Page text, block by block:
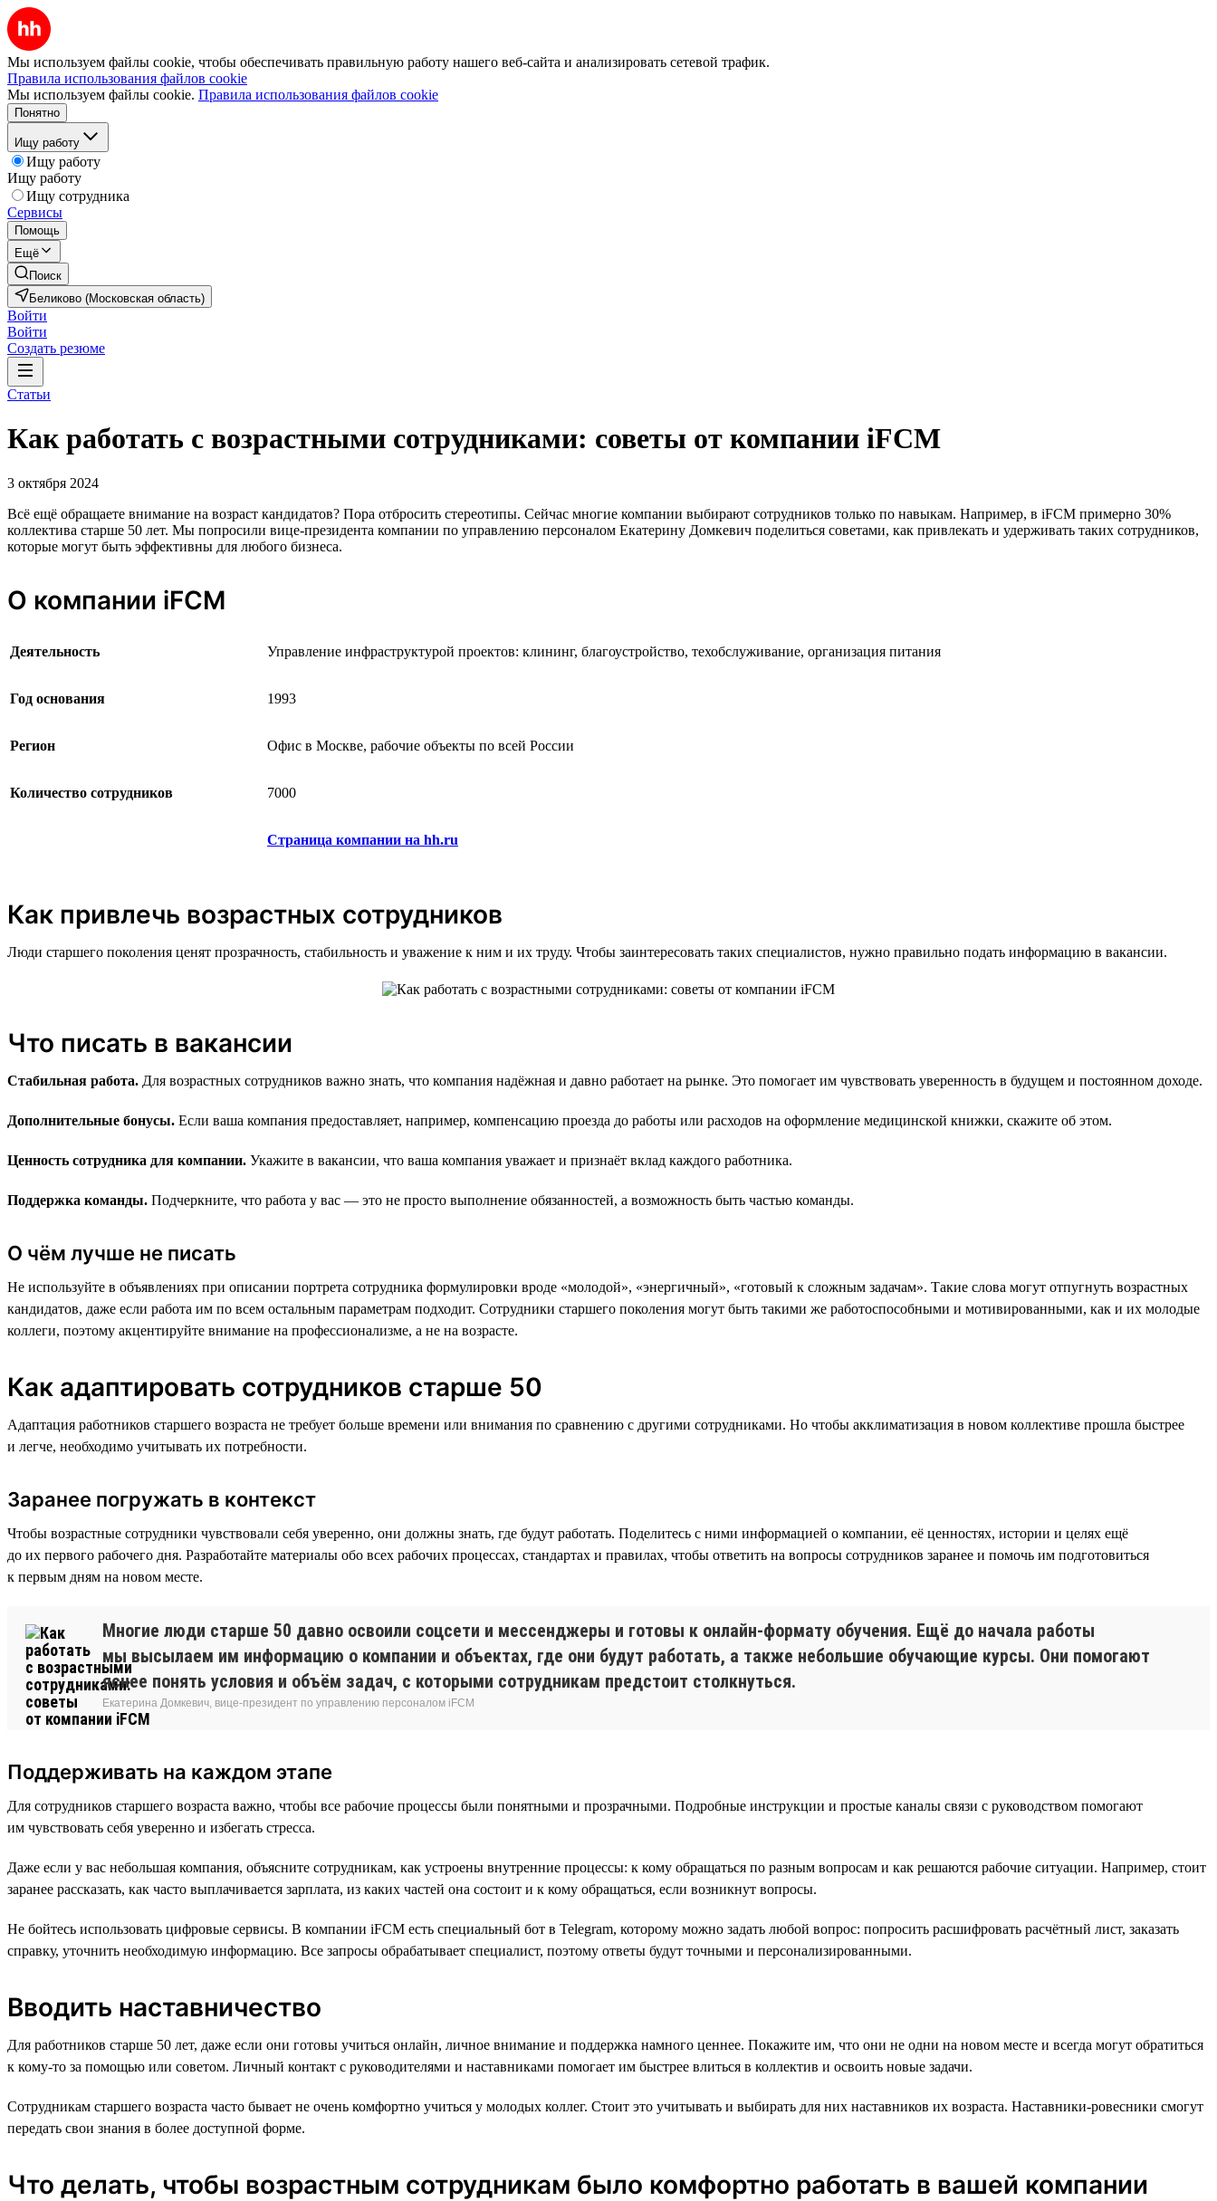
Мы используем файлы cookie, чтобы обеспечивать правильную работу нашего веб-сайта и анализировать сетевой трафик.
Правила использования файлов cookie
Мы используем файлы cookie. Правила использования файлов cookie
Понятно
Ищу работу
Ищу работу
Ищу работу
Ищу сотрудника
Сервисы
Помощь
Ещё
Поиск
Беликово (Московская область)
Войти
Войти
Создать резюме
Статьи
Как работать с возрастными сотрудниками: советы от компании iFCM
3 октября 2024
Всё ещё обращаете внимание на возраст кандидатов? Пора отбросить стереотипы. Сейчас многие компании выбирают сотрудников только по навыкам. Например, в iFCM примерно 30%
коллектива старше 50 лет. Мы попросили вице-президента компании по управлению персоналом Екатерину Домкевич поделиться советами, как привлекать и удерживать таких сотрудников,
которые могут быть эффективны для любого бизнеса.
О компании iFCM
Деятельность Управление инфраструктурой проектов: клининг, благоустройство, техобслуживание, организация питания
Год основания 1993
Регион Офис в Москве, рабочие объекты по всей России
Количество сотрудников 7000
Страница компании на hh.ru
Как привлечь возрастных сотрудников
Люди старшего поколения ценят прозрачность, стабильность и уважение к ним и их труду. Чтобы заинтересовать таких специалистов, нужно правильно подать информацию в вакансии.
Что писать в вакансии
Стабильная работа. Для возрастных сотрудников важно знать, что компания надёжная и давно работает на рынке. Это помогает им чувствовать уверенность в будущем и постоянном доходе.
Дополнительные бонусы. Если ваша компания предоставляет, например, компенсацию проезда до работы или расходов на оформление медицинской книжки, скажите об этом.
Ценность сотрудника для компании. Укажите в вакансии, что ваша компания уважает и признаёт вклад каждого работника.
Поддержка команды. Подчеркните, что работа у вас — это не просто выполнение обязанностей, а возможность быть частью команды.
О чём лучше не писать
Не используйте в объявлениях при описании портрета сотрудника формулировки вроде «молодой», «энергичный», «готовый к сложным задачам». Такие слова могут отпугнуть возрастных
кандидатов, даже если работа им по всем остальным параметрам подходит. Сотрудники старшего поколения могут быть такими же работоспособными и мотивированными, как и их молодые
коллеги, поэтому акцентируйте внимание на профессионализме, а не на возрасте.
Как адаптировать сотрудников старше 50
Адаптация работников старшего возраста не требует больше времени или внимания по сравнению с другими сотрудниками. Но чтобы акклиматизация в новом коллективе прошла быстрее
и легче, необходимо учитывать их потребности.
Заранее погружать в контекст
Чтобы возрастные сотрудники чувствовали себя уверенно, они должны знать, где будут работать. Поделитесь с ними информацией о компании, её ценностях, истории и целях ещё
до их первого рабочего дня. Разработайте материалы обо всех рабочих процессах, стандартах и правилах, чтобы ответить на вопросы сотрудников заранее и помочь им подготовиться
к первым дням на новом месте.
Многие люди старше 50 давно освоили соцсети и мессенджеры и готовы к онлайн-формату обучения. Ещё до начала работы
мы высылаем им информацию о компании и объектах, где они будут работать, а также небольшие обучающие курсы. Они помогают
яснее понять условия и объём задач, с которыми сотрудникам предстоит столкнуться.
Екатерина Домкевич, вице-президент по управлению персоналом iFCM
Поддерживать на каждом этапе
Для сотрудников старшего возраста важно, чтобы все рабочие процессы были понятными и прозрачными. Подробные инструкции и простые каналы связи с руководством помогают
им чувствовать себя уверенно и избегать стресса.
Даже если у вас небольшая компания, объясните сотрудникам, как устроены внутренние процессы: к кому обращаться по разным вопросам и как решаются рабочие ситуации. Например, стоит
заранее рассказать, как часто выплачивается зарплата, из каких частей она состоит и к кому обращаться, если возникнут вопросы.
Не бойтесь использовать цифровые сервисы. В компании iFCM есть специальный бот в Telegram, которому можно задать любой вопрос: попросить расшифровать расчётный лист, заказать
справку, уточнить необходимую информацию. Все запросы обрабатывает специалист, поэтому ответы будут точными и персонализированными.
Вводить наставничество
Для работников старше 50 лет, даже если они готовы учиться онлайн, личное внимание и поддержка намного ценнее. Покажите им, что они не одни на новом месте и всегда могут обратиться
к кому-то за помощью или советом. Личный контакт с руководителями и наставниками помогает им быстрее влиться в коллектив и освоить новые задачи.
Сотрудникам старшего возраста часто бывает не очень комфортно учиться у молодых коллег. Стоит это учитывать и выбирать для них наставников их возраста. Наставники-ровесники смогут
передать свои знания в более доступной форме.
Что делать, чтобы возрастным сотрудникам было комфортно работать в вашей компании